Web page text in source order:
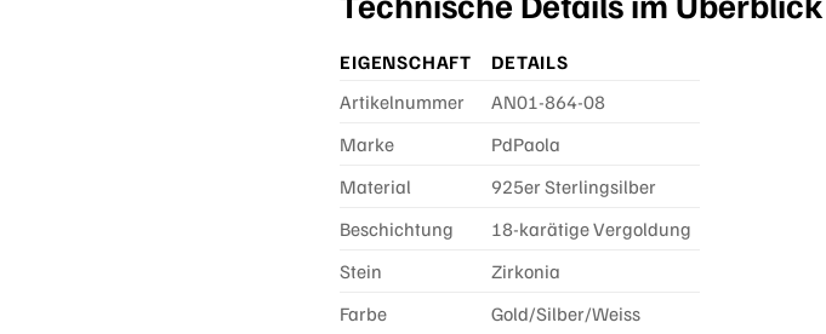
EIGENSCHAFT
DETAILS
Artikelnummer
AN01-864-08
Marke
PdPaola
Material
925er Sterlingsilber
Beschichtung
18-karätige Vergoldung
Stein
Zirkonia
Farbe
Gold/Silber/Weiss